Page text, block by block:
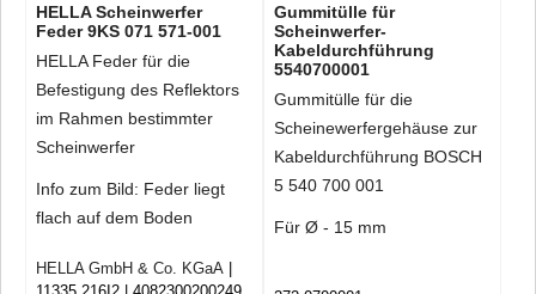
HELLA Scheinwerfer
Feder 9KS 071 571-001
HELLA Feder für die
Befestigung des Reflektors
im Rahmen bestimmter
Scheinwerfer
Info zum Bild: Feder liegt
flach auf dem Boden
HELLA GmbH & Co. KGaA
Gummitülle für
Scheinwerfer-
Kabeldurchführung
5540700001
Gummitülle für die
Scheinewerfergehäuse zur
Kabeldurchführung BOSCH
5 540 700 001
Für Ø - 15 mm